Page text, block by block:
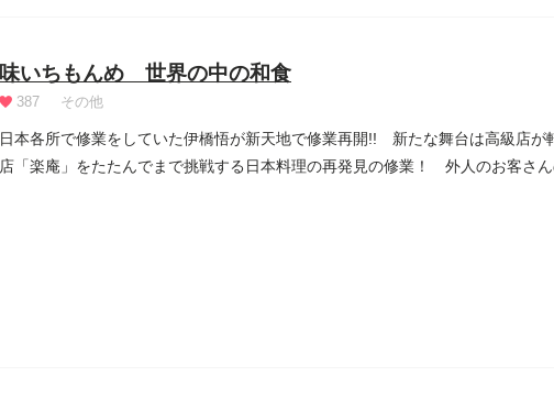
味いちもんめ 世界の中の和食
387 その他
日本各所で修業をしていた伊橋悟が新天地で修業再開!! 新たな舞台は高級店
店「楽庵」をたたんでまで挑戦する日本料理の再発見の修業！ 外人のお客さん